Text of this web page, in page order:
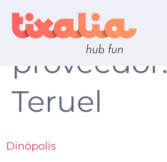
Destino
proveedor:
Teruel
Dinópolis